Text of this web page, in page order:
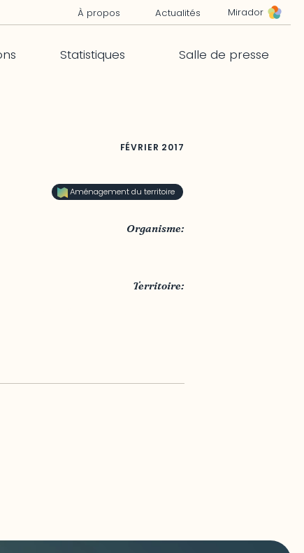
À propos Actualités Mirador
Statistiques Salle de presse
FÉVRIER 2017
Aménagement du territoire
Organisme:
Territoire: